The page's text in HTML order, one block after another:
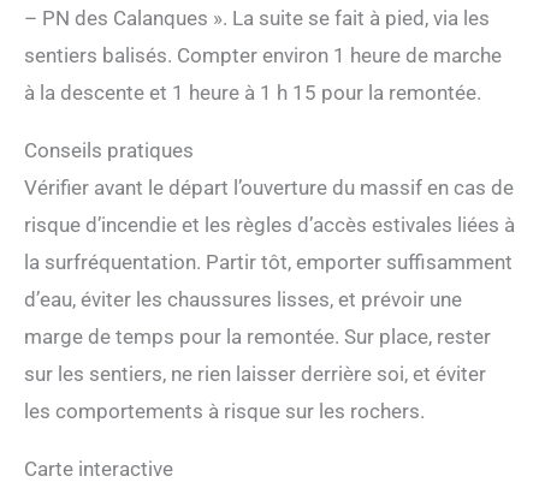
– PN des Calanques ». La suite se fait à pied, via les
sentiers balisés. Compter environ 1 heure de marche
à la descente et 1 heure à 1 h 15 pour la remontée.
Conseils pratiques
Vérifier avant le départ l’ouverture du massif en cas de
risque d’incendie et les règles d’accès estivales liées à
la surfréquentation. Partir tôt, emporter suffisamment
d’eau, éviter les chaussures lisses, et prévoir une
marge de temps pour la remontée. Sur place, rester
sur les sentiers, ne rien laisser derrière soi, et éviter
les comportements à risque sur les rochers.
Carte interactive